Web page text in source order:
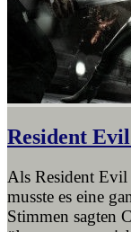
Resident
Als Resident Evil
musste es eine
Stimmen sagten